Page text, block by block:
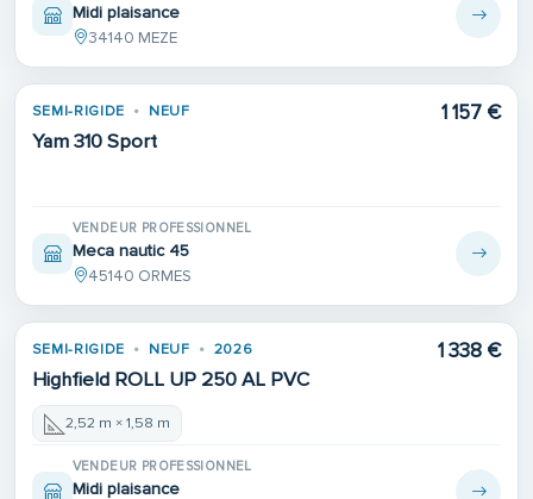
Midi plaisance
34140 MEZE
SEMI-RIGIDE NEUF
Yam 310 Sport
1 157 €
VENDEUR PROFESSIONNEL
Meca nautic 45
45140 ORMES
SEMI-RIGIDE NEUF 2026
Highfield ROLL UP 250 AL PVC
1 338 €
2,52 m × 1,58 m
VENDEUR PROFESSIONNEL
Midi plaisance